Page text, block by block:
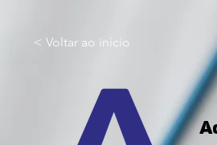
< Voltar ao início